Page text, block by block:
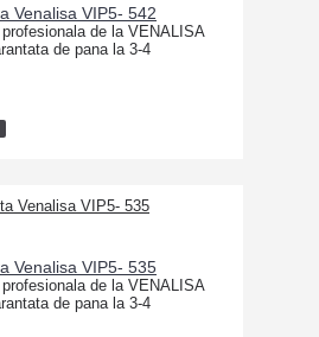
Venalisa VIP5- 542
de la VENALISA
de pana la 3-4
Venalisa VIP5- 535
de la VENALISA
de pana la 3-4